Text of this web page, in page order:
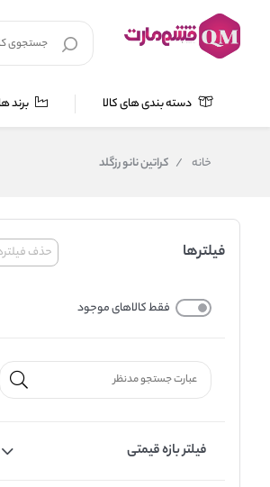
دسته بندی های کالا برند ها
خانه / کراتین نانو رزگلد
حذف فیلترها
فقط کالاهای موجود
فیلتر بازه قیمتی